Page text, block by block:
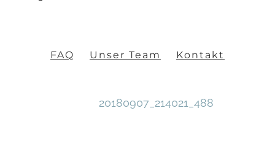
FAQ Unser Team Kontakt
20180907_214021_488